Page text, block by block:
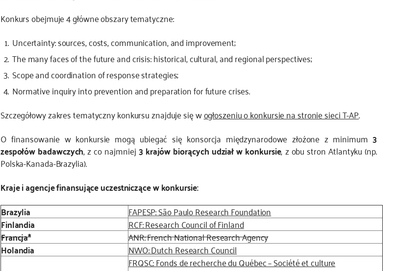
Konkurs obejmuje 4 główne obszary tematyczne:
Uncertainty: sources, costs, communication, and improvement;
The many faces of the future and crisis: historical, cultural, and regional perspectives;
Scope and coordination of response strategies;
Normative inquiry into prevention and preparation for future crises.
Szczegółowy zakres tematyczny konkursu znajduje się wogłoszeniu o konkursie na stronie sieci T-AP.
O finansowanie w konkursie mogą ubiegać się konsorcja międzynarodowe złożone z minimum3
zespołów badawczych, z co najmniej3 krajów biorących udział w konkursie, z obu stron Atlantyku (np.
Polska-Kanada-Brazylia).
Kraje i agencje finansujące uczestniczące w konkursie:
Brazylia
FAPESP: São Paulo Research Foundation
Finlandia
RCF: Research Council of Finland
Francja*
ANR: French National Research Agency
Holandia
NWO: Dutch Research Council
FRQSC: Fonds de recherche du Québec – Société et culture